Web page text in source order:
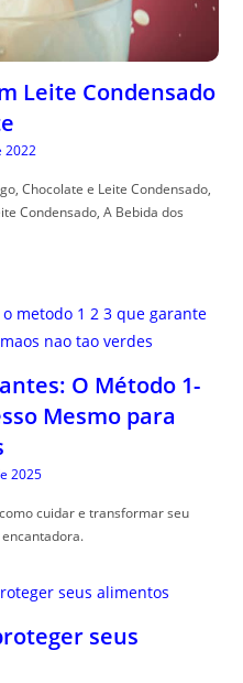
Leite Condensado
2022
Chocolate e Leite Condensado,
Condensado, A Bebida dos
O Método 1-
Mesmo para
2025
cuidar e transformar seu
seus